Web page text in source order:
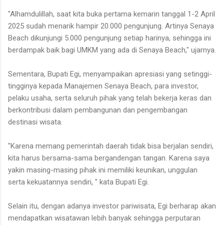
"Alhamdulillah, saat kita buka pertama kemarin tanggal 1-2 April
2025 sudah menarik hampir 20.000 pengunjung. Artinya Senaya
Beach dikunjungi 5.000 pengunjung setiap harinya, sehingga ini
berdampak baik bagi UMKM yang ada di Senaya Beach," ujarnya.
Sementara, Bupati Egi, menyampaikan apresiasi yang setinggi-
tingginya kepada Manajemen Senaya Beach, para investor,
pelaku usaha, serta seluruh pihak yang telah bekerja keras dan
berkontribusi dalam pembangunan dan pengembangan
destinasi wisata.
"Karena memang pemerintah daerah tidak bisa berjalan sendiri,
kita harus bersama-sama bergandengan tangan. Karena saya
yakin masing-masing pihak ini memiliki keunikan, unggulan
serta kekuatannya sendiri, " kata Bupati Egi.
Selain itu, dengan adanya investor pariwisata, Egi berharap akan
mendapatkan wisatawan lebih banyak sehingga perputaran